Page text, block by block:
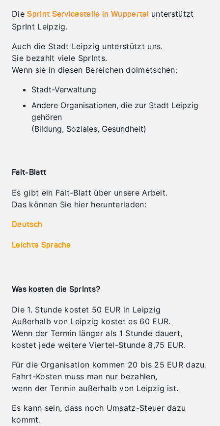
DieSprInt Servicestelle in Wuppertal unterstützt
SprInt Leipzig.
Auch die Stadt Leipzig unterstützt uns.
Sie bezahlt viele SprInts.
Wenn sie in diesen Bereichen dolmetschen:
Stadt-Verwaltung
Andere Organisationen, die zur Stadt Leipzig
gehören
(Bildung, Soziales, Gesundheit)
Falt-Blatt
Es gibt ein Falt-Blatt über unsere Arbeit.
Das können Sie hier herunterladen:
Deutsch
Leichte Sprache
Was kosten die SprInts?
Die 1. Stunde kostet 50 EUR in Leipzig
Außerhalb von Leipzig kostet es 60 EUR.
Wenn der Termin länger als 1 Stunde dauert,
kostet jede weitere Viertel-Stunde 8,75 EUR.
Für die Organisation kommen 20 bis 25 EUR dazu.
Fahrt-Kosten muss man nur bezahlen,
wenn der Termin außerhalb von Leipzig ist.
Es kann sein, dass noch Umsatz-Steuer dazu
kommt.